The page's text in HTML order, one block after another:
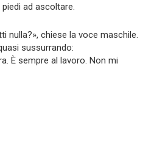
ad ascoltare.
nulla?», chiese la voce maschile.
sussurrando:
È sempre al lavoro. Non mi